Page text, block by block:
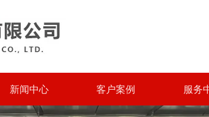
新闻中心 客户案例 服务